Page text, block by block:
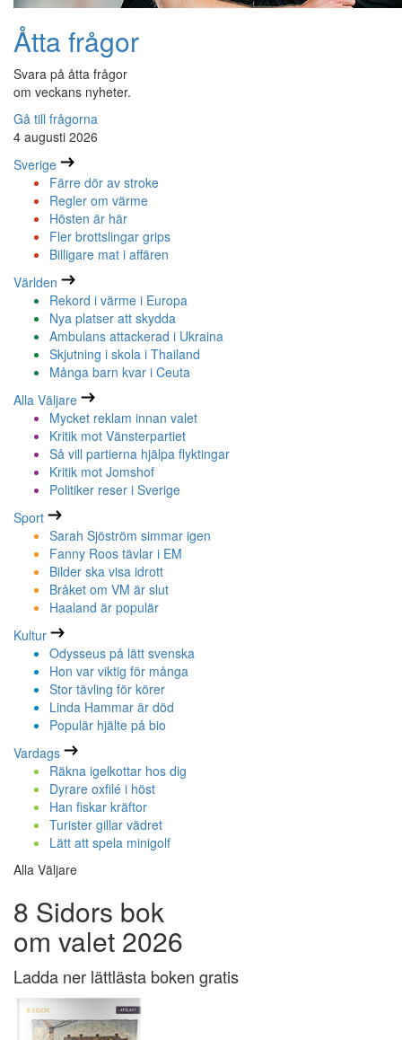
Åtta frågor
Svara på åtta frågor
om veckans nyheter.
Gå till frågorna
4 augusti 2026
Sverige
Färre dör av stroke
Regler om värme
Hösten är här
Fler brottslingar grips
Billigare mat i affären
Världen
Rekord i värme i Europa
Nya platser att skydda
Ambulans attackerad i Ukraina
Skjutning i skola i Thailand
Många barn kvar i Ceuta
Alla Väljare
Mycket reklam innan valet
Kritik mot Vänsterpartiet
Så vill partierna hjälpa flyktingar
Kritik mot Jomshof
Politiker reser i Sverige
Sport
Sarah Sjöström simmar igen
Fanny Roos tävlar i EM
Bilder ska visa idrott
Bråket om VM är slut
Haaland är populär
Kultur
Odysseus på lätt svenska
Hon var viktig för många
Stor tävling för körer
Linda Hammar är död
Populär hjälte på bio
Vardags
Räkna igelkottar hos dig
Dyrare oxfilé i höst
Han fiskar kräftor
Turister gillar vädret
Lätt att spela minigolf
Alla Väljare
8 Sidors bok
om valet 2026
Ladda ner lättlästa boken gratis